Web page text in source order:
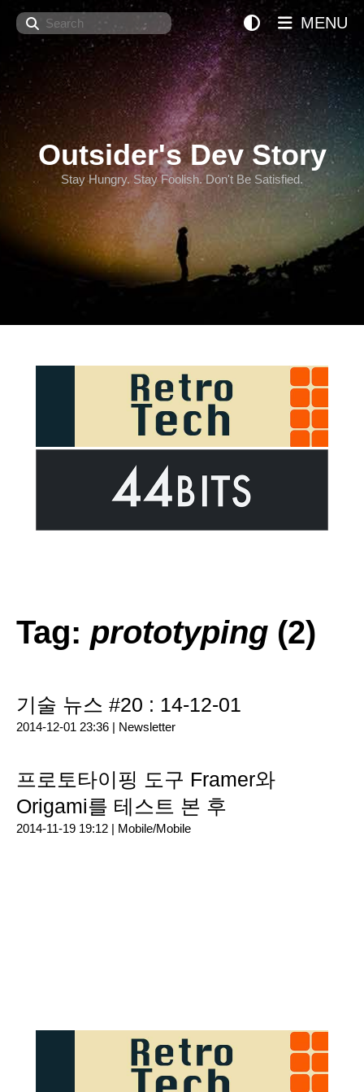
Search
Outsider's Dev Story
Stay Hungry. Stay Foolish. Don't Be Satisfied.
MENU
Tag: prototyping (2)
기술 뉴스 #20 : 14-12-01
2014-12-01 23:36 | Newsletter
프로토타이핑 도구 Framer와
Origami를 테스트 본 후
2014-11-19 19:12 | Mobile/Mobile